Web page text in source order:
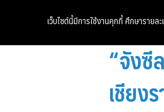
“จังซี
เชียง
เว็บไซต์นี้มีการใช้งานคุกกี้ ศึกษารายละ